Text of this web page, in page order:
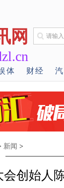
网
体 财经
新闻 >
会创始人